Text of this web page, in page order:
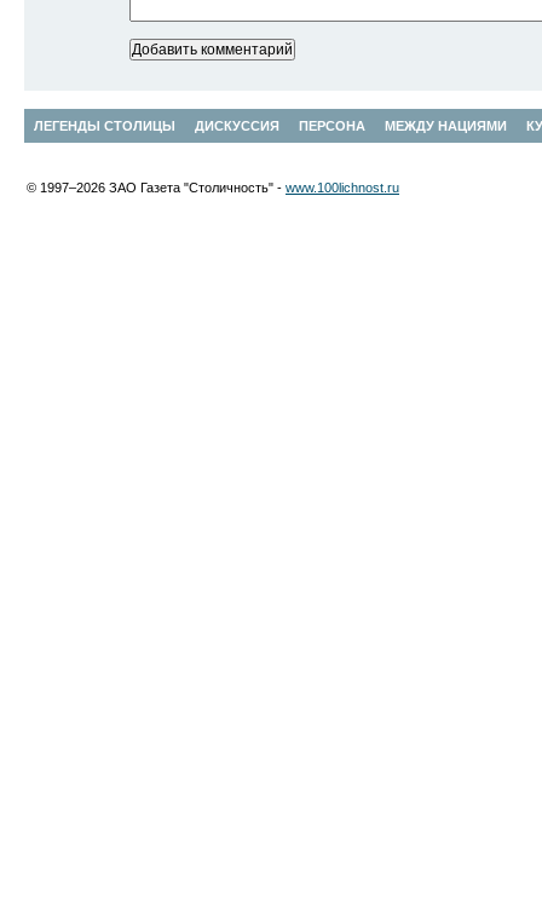
ЛЕГЕНДЫ СТОЛИЦЫ ДИСКУССИЯ ПЕРСОНА МЕЖДУ НАЦИЯМИ
© 1997–2026 ЗАО Газета "Столичность" - www.100lichnost.ru